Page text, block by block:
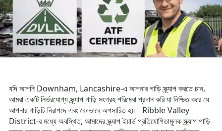
যদি আপনি Downham, Lancashire-এ আপনার গাড়ি স্ক্র্যাপ করতে চান,
আমরা একটি নির্ভরযোগ্য স্ক্র্যাপ গাড়ি সংগ্রহ পরিষেবা প্রদান করি যা নিশ্চিত করে যে
আপনার গাড়িটি নিরাপদে এবং বৈধভাবে অপসারিত হয়। Ribble Valley
District-র মধ্যে অবস্থিত, আমাদের স্ক্র্যাপ ইয়ার্ড প্রতিযোগিতামূলক স্ক্র্যাপ গাড়ি